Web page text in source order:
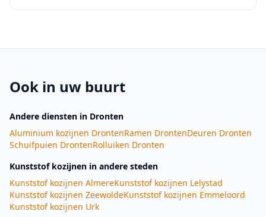
Ook in uw buurt
Andere diensten in Dronten
Aluminium kozijnen DrontenRamen DrontenDeuren Dronten
Schuifpuien DrontenRolluiken Dronten
Kunststof kozijnen in andere steden
Kunststof kozijnen AlmereKunststof kozijnen Lelystad
Kunststof kozijnen ZeewoldeKunststof kozijnen Emmeloord
Kunststof kozijnen Urk